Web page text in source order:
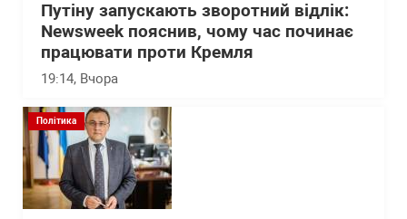
Путіну запускають зворотний відлік:
Newsweek пояснив, чому час починає
працювати проти Кремля
19:14, Вчора
Політика